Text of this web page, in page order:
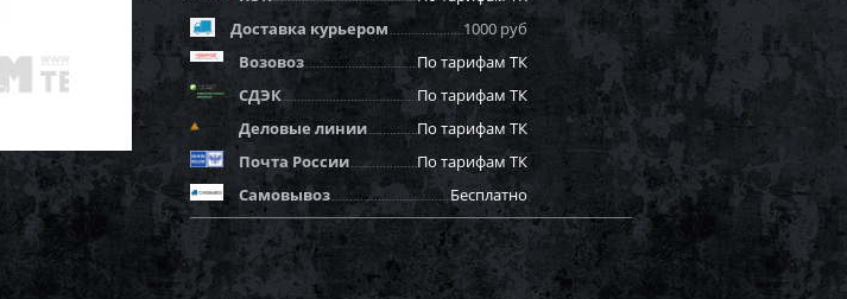
Доставка курьером
1000 руб
Возовоз
По тарифам ТК
СДЭК
По тарифам ТК
Деловые линии
По тарифам ТК
Почта России
По тарифам ТК
Самовывоз
Бесплатно